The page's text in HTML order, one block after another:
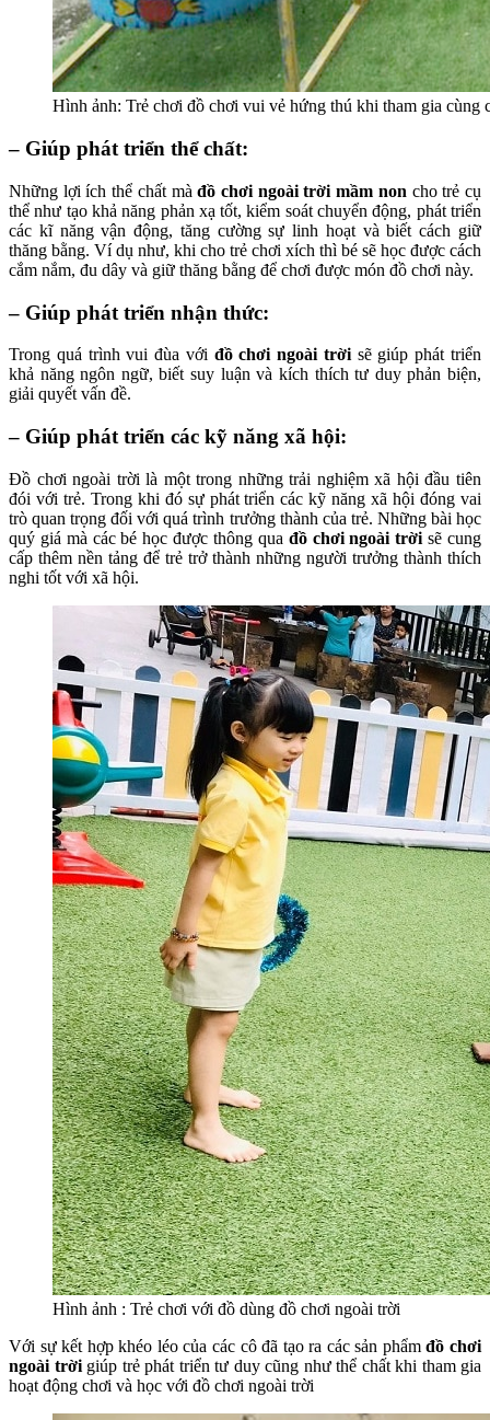
Hình ảnh: Trẻ chơi đồ chơi vui vẻ hứng thú khi tham gia cùng
– Giúp phát triển thể chất:
Những lợi ích thể chất màđồ chơi ngoài trời mầm non cho trẻ cụ
thể như tạo khả năng phản xạ tốt, kiểm soát chuyển động, phát triển
các kĩ năng vận động, tăng cường sự linh hoạt và biết cách giữ
thăng bằng. Ví dụ như, khi cho trẻ chơi xích thì bé sẽ học được cách
cắm nắm, đu dây và giữ thăng bằng để chơi được món đồ chơi này.
– Giúp phát triển nhận thức:
Trong quá trình vui đùa với đồ chơi ngoài trờisẽ giúp phát triển
khả năng ngôn ngữ, biết suy luận và kích thích tư duy phản biện,
giải quyết vấn đề.
– Giúp phát triển các kỹ năng xã hội:
Đồ chơi ngoài trời là một trong những trải nghiệm xã hội đầu tiên
đói với trẻ. Trong khi đó sự phát triển các kỹ năng xã hội đóng vai
trò quan trọng đối với quá trình trưởng thành của trẻ. Những bài học
quý giá mà các bé học được thông qua đồ chơi ngoài trời sẽ cung
cấp thêm nền tảng để trẻ trở thành những người trưởng thành thích
nghi tốt với xã hội.
Hình ảnh : Trẻ chơi với đồ dùng đồ chơi ngoài trời
Với sự kết hợp khéo léo của các cô đã tạo ra các sản phẩmđồ chơi
ngoài trờigiúp trẻ phát triển tư duy cũng như thể chất khi tham gia
hoạt động chơi và học với đồ chơi ngoài trời